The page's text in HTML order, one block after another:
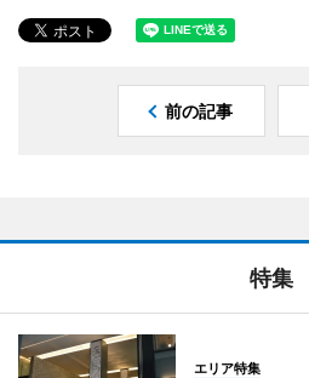
前の記事
特集
エリア特集